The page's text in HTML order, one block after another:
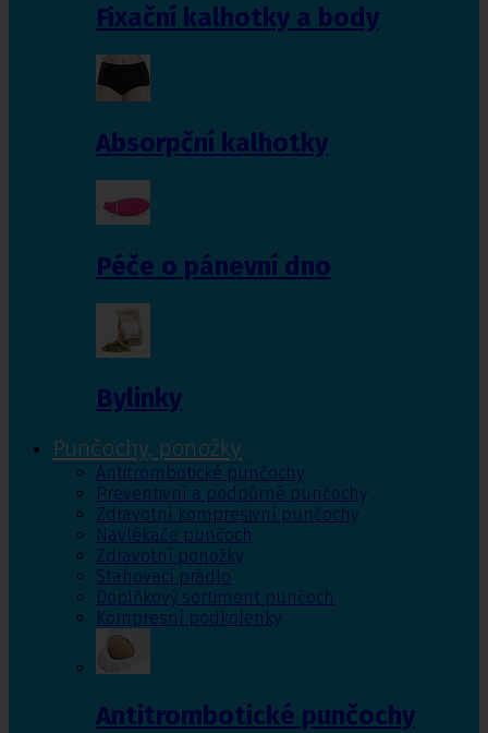
Fixační kalhotky a body
Absorpční kalhotky
Péče o pánevní dno
Bylinky
Punčochy, ponožky
Antitrombotické punčochy
Preventivní a podpůrné punčochy
Zdravotní kompresivní punčochy
Navlékače punčoch
Zdravotní ponožky
Stahovací prádlo
Doplňkový sortiment punčoch
Kompresní podkolenky
Antitrombotické punčochy